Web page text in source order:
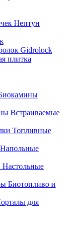
Нептун
Gidrolock
плитка
Встраиваемые
Топливные
Напольные
Настольные
Биотопливо и
для